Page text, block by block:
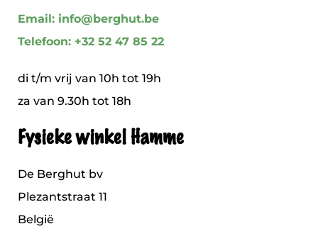
Email: info@berghut.be
Telefoon: +32 52 47 85 22
di t/m vrij van 10h tot 19h
za van 9.30h tot 18h
Fysieke winkel Hamme
De Berghut bv
Plezantstraat 11
België